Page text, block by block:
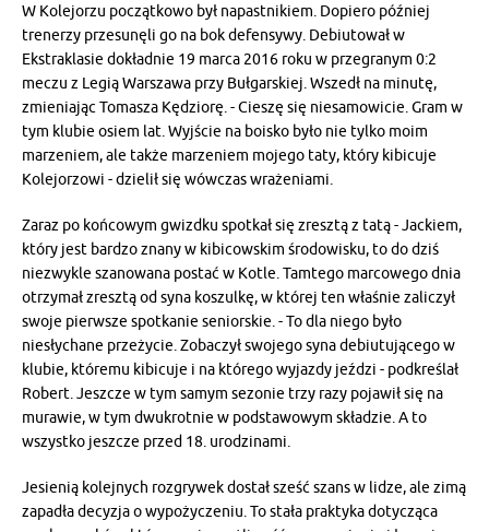
W Kolejorzu początkowo był napastnikiem. Dopiero później
trenerzy przesunęli go na bok defensywy. Debiutował w
Ekstraklasie dokładnie 19 marca 2016 roku w przegranym 0:2
meczu z Legią Warszawa przy Bułgarskiej. Wszedł na minutę,
zmieniając Tomasza Kędziorę. - Cieszę się niesamowicie. Gram w
tym klubie osiem lat. Wyjście na boisko było nie tylko moim
marzeniem, ale także marzeniem mojego taty, który kibicuje
Kolejorzowi - dzielił się wówczas wrażeniami.
Zaraz po końcowym gwizdku spotkał się zresztą z tatą - Jackiem,
który jest bardzo znany w kibicowskim środowisku, to do dziś
niezwykle szanowana postać w Kotle. Tamtego marcowego dnia
otrzymał zresztą od syna koszulkę, w której ten właśnie zaliczył
swoje pierwsze spotkanie seniorskie. - To dla niego było
niesłychane przeżycie. Zobaczył swojego syna debiutującego w
klubie, któremu kibicuje i na którego wyjazdy jeździ - podkreślał
Robert. Jeszcze w tym samym sezonie trzy razy pojawił się na
murawie, w tym dwukrotnie w podstawowym składzie. A to
wszystko jeszcze przed 18. urodzinami.
Jesienią kolejnych rozgrywek dostał sześć szans w lidze, ale zimą
zapadła decyzja o wypożyczeniu. To stała praktyka dotycząca